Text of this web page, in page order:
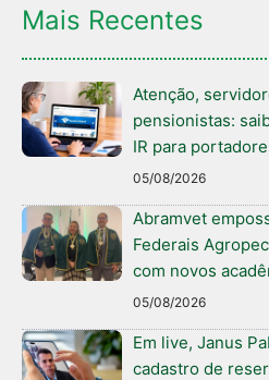
Mais Recentes
Atenção,
pensionistas:
IR para
05/08/2026
Abramvet
Federais
com novos
05/08/2026
Em live, Janus
cadastro de